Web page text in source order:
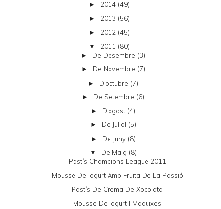
► 2014 (49)
► 2013 (56)
► 2012 (45)
▼ 2011 (80)
► De Desembre (3)
► De Novembre (7)
► D’octubre (7)
► De Setembre (6)
► D’agost (4)
► De Juliol (5)
► De Juny (8)
▼ De Maig (8)
Pastís Champions League 2011
Mousse De Iogurt Amb Fruita De La Passió
Pastís De Crema De Xocolata
Mousse De Iogurt I Maduixes